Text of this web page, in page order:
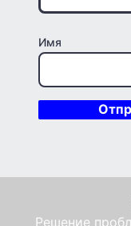
Имя
Решение